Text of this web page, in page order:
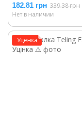
182.81 грн 339.38 грн
Нет в наличии
Уценка